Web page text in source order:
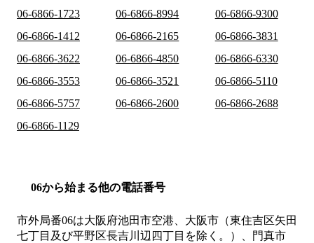
06-6866-1723
06-6866-8994
06-6866-9300
06-6866-1412
06-6866-2165
06-6866-3831
06-6866-3622
06-6866-4850
06-6866-6330
06-6866-3553
06-6866-3521
06-6866-5110
06-6866-5757
06-6866-2600
06-6866-2688
06-6866-1129
06から始まる他の電話番号
市外局番06は大阪府池田市空港、大阪市（東住吉区矢田
七丁目及び平野区長吉川辺四丁目を除く。）、門真市